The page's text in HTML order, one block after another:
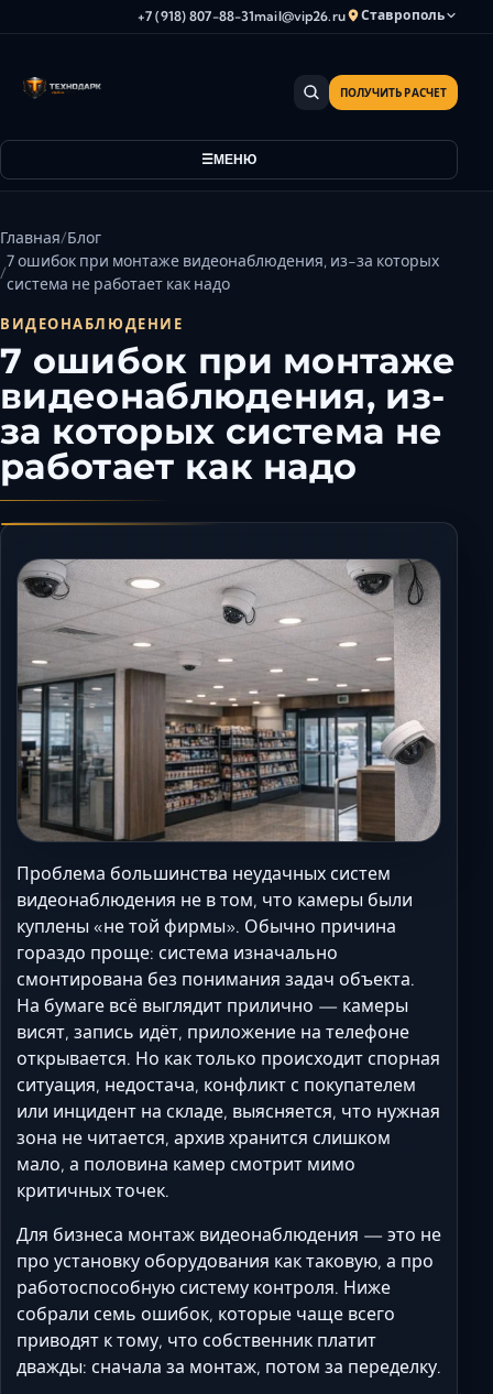
+7 (918) 807-88-31mail@vip26.ru Ставрополь
Анапа
Волгодонск
Грозный
Дербент
Евпатория
Камышин
Краснодар
Магас
Майкоп
Махачкала
Минеральные Воды
Назрань
Нальчик
Новороссийск
Пятигорск
Севастополь
Симферополь
Таганрог
Феодосия
Черкесск
Шахты
МЕНЮ
ПОЛУЧИТЬ РАСЧЕТ
Главная Блог
7 ошибок при монтаже видеонаблюдения, из-за которых
система не работает как надо
ВИДЕОНАБЛЮДЕНИЕ
7 ошибок при монтаже
видеонаблюдения, из-
за которых система не
работает как надо
Проблема большинства неудачных систем
видеонаблюдения не в том, что камеры были
куплены «не той фирмы». Обычно причина
гораздо проще: система изначально
смонтирована без понимания задач объекта.
На бумаге всё выглядит прилично — камеры
висят, запись идёт, приложение на телефоне
открывается. Но как только происходит спорная
ситуация, недостача, конфликт с покупателем
или инцидент на складе, выясняется, что нужная
зона не читается, архив хранится слишком
мало, а половина камер смотрит мимо
критичных точек.
Для бизнеса монтаж видеонаблюдения — это не
про установку оборудования как таковую, а про
работоспособную систему контроля. Ниже
собрали семь ошибок, которые чаще всего
приводят к тому, что собственник платит
дважды: сначала за монтаж, потом за переделку.